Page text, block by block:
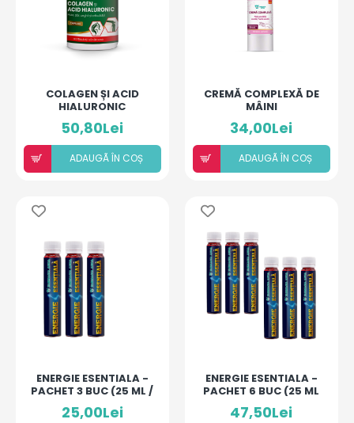
COLAGEN ȘI ACID
HIALURONIC
50,80Lei
ADAUGÃ ÎN COȘ
CREMĂ COMPLEXĂ DE
MÂINI
34,00Lei
ADAUGÃ ÎN COȘ
ENERGIE ESENTIALA -
PACHET 3 BUC (25 ML /
MONODOZA)
25,00Lei
ENERGIE ESENTIALA -
PACHET 6 BUC (25 ML
/ MONODOZA)
47,50Lei